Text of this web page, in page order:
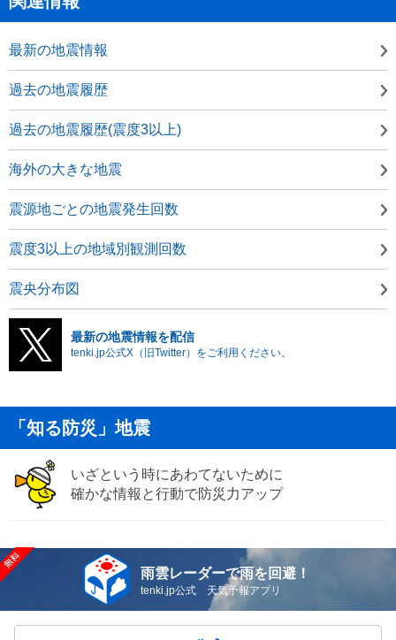
最新の地震情報
過去の地震履歴
過去の地震履歴(震度3以上)
海外の大きな地震
震源地ごとの地震発生回数
震度3以上の地域別観測回数
震央分布図
最新の地震情報を配信
tenki.jp公式X（旧Twitter）をご利用ください。
「知る防災」地震
いざという時にあわてないために
確かな情報と行動で防災力アップ
雨雲レーダーで雨を回避！
tenki.jp公式 天気予報アプリ